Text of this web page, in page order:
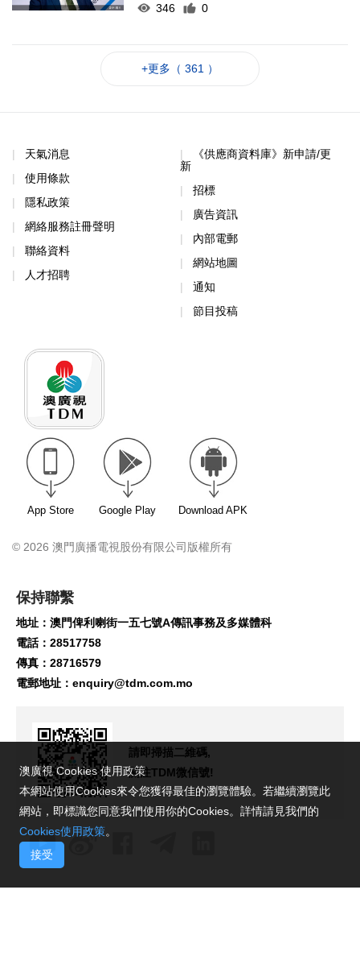
346
0
+更多（ 361 ）
天氣消息
使用條款
隱私政策
網絡服務註冊聲明
聯絡資料
人才招聘
《供應商資料庫》新申請/更
新
招標
廣告資訊
內部電郵
網站地圖
通知
節目投稿
App Store Google Play Download APK
© 2026 澳門廣播電視股份有限公司版權所有
保持聯繫
地址：澳門俾利喇街一五七號A傳訊事務及多媒體科
電話：28517758
傳真：28716579
電郵地址： enquiry@tdm.com.mo
請即掃描二維碼,
關注TDM微信號!
澳廣視 Cookies 使用政策
本網站使用Cookies來令您獲得最佳的瀏覽體驗。若繼續瀏覽此
網站，即標識您同意我們使用你的Cookies。詳情請見我們的
Cookies使用政策。
接受